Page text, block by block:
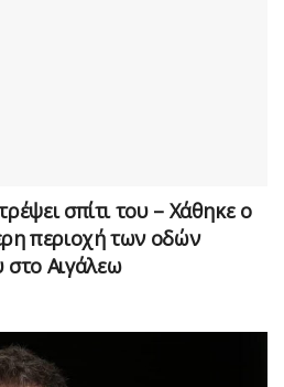
σπίτι του – Χάθηκε ο
περιοχή των οδών
Αιγάλεω